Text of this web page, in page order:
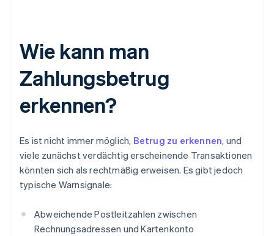
Wie kann man
Zahlungsbetrug
erkennen?
Es ist nicht immer möglich, Betrug zu erkennen, und
viele zunächst verdächtig erscheinende Transaktionen
könnten sich als rechtmäßig erweisen. Es gibt jedoch
typische Warnsignale:
Abweichende Postleitzahlen zwischen
Rechnungsadressen und Kartenkonto